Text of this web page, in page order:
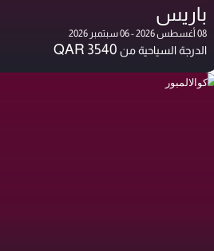
باريس
08 أغسطس 2026 - 06 سبتمبر 2026
الدرجة السياحية من QAR 3540